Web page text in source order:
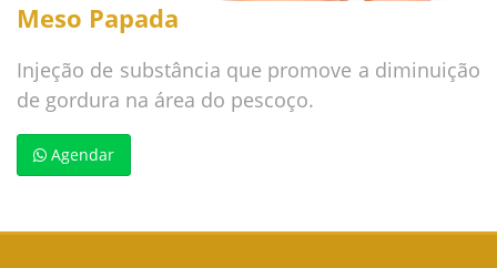
Meso Papada
Injeção de substância que promove a diminuição
de gordura na área do pescoço.
Agendar